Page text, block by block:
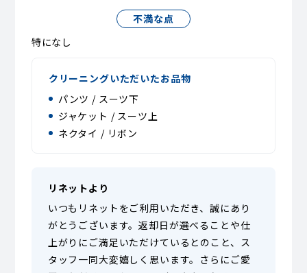
不満な点
特になし
クリーニングいただいたお品物
パンツ / スーツ下
ジャケット / スーツ上
ネクタイ / リボン
リネットより
いつもリネットをご利用いただき、誠にあり
がとうございます。返却日が選べることや仕
上がりにご満足いただけているとのこと、ス
タッフ一同大変嬉しく思います。さらにご愛